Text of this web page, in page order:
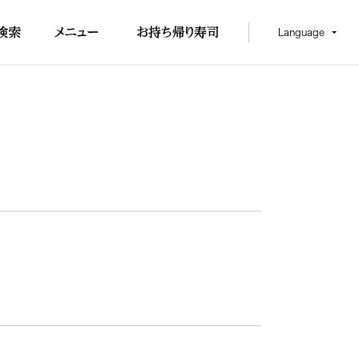
Language